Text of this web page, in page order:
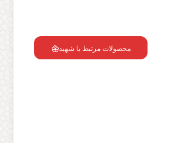
محصولات مرتبط با شهید